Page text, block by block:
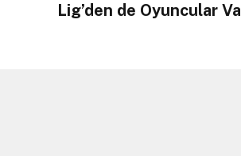
Lig’den de Oyuncular